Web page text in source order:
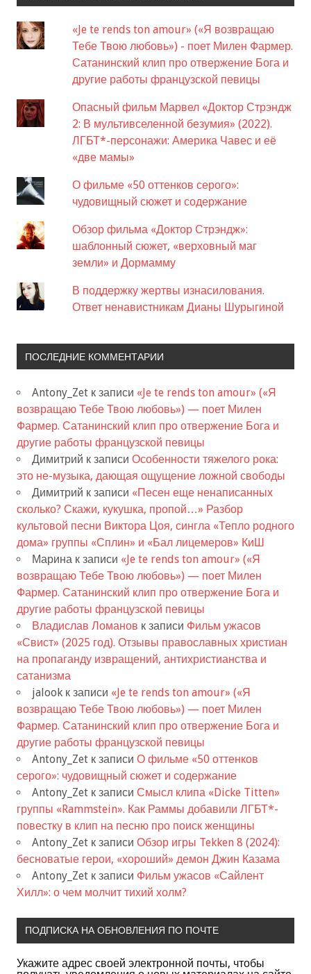
«Je te rends ton amour» («Я возвращаю
Тебе Твою любовь») - поет Милен Фармер.
Сатанинский клип про отвержение Бога и
другие работы французской певицы
Опасный фильм Марвел «Доктор Стрэндж
2: В мультивселенной безумия» (2022).
ЛГБТ*-персонажи: Америка Чавес и её
«две мамы»
О фильме «50 оттенков серого»:
чудовищный сюжет и содержание
Обзор фильма «Доктор Стрэндж»:
шаблонный сюжет, «верховный маг
земли» и Дормамму
В поддержку жертвы изнасилования.
Ответ ненавистникам Дианы Шурыгиной
ПОСЛЕДНИЕ КОММЕНТАРИИ
Antony_Zet к записи «Je te rends ton amour» («Я
возвращаю Тебе Твою любовь») — поет Милен
Фармер. Сатанинский клип про отвержение Бога и
другие работы французской певицы
Димитрий к записи Особенности тяжелого рока:
это не-музыка, дающая ощущение ложной свободы
Димитрий к записи «Песен еще ненаписанных
сколько? Скажи, кукушка, пропой…» Разбор
культовой песни Виктора Цоя, сингла «Тепло родного
дома» группы «Сплин» и «Бал лицемеров» КиШ
Марина к записи «Je te rends ton amour» («Я
возвращаю Тебе Твою любовь») — поет Милен
Фармер. Сатанинский клип про отвержение Бога и
другие работы французской певицы
Владислав Ломанов к записи Фильм ужасов
«Свист» (2025 год). Отзывы православных христиан
на пропаганду извращений, антихристианства и
сатанизма
jalook к записи «Je te rends ton amour» («Я
возвращаю Тебе Твою любовь») — поет Милен
Фармер. Сатанинский клип про отвержение Бога и
другие работы французской певицы
Antony_Zet к записи О фильме «50 оттенков
серого»: чудовищный сюжет и содержание
Antony_Zet к записи Смысл клипа «Dicke Titten»
группы «Rammstein». Как Раммы добавили ЛГБТ*-
повестку в клип на песню про поиск женщины
Antony_Zet к записи Обзор игры Tekken 8 (2024):
бесноватые герои, «хороший» демон Джин Казама
Antony_Zet к записи Фильм ужасов «Сайлент
Хилл»: о чем молчит тихий холм?
ПОДПИСКА НА ОБНОВЛЕНИЯ ПО ПОЧТЕ
Укажите адрес своей электронной почты, чтобы